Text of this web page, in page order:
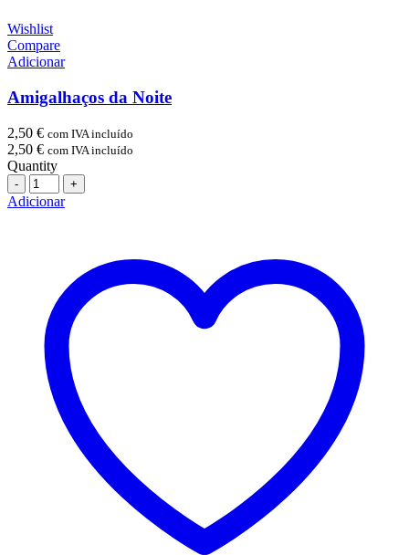
Wishlist
Compare
Adicionar
Amigalhaços da Noite
2,50 € com IVA incluído
2,50 € com IVA incluído
Quantity
Quantidade
Adicionar